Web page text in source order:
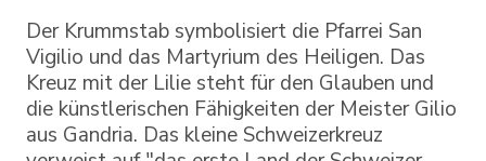
Der Krummstab symbolisiert die Pfarrei San
Vigilio und das Martyrium des Heiligen. Das
Kreuz mit der Lilie steht für den Glauben und
die künstlerischen Fähigkeiten der Meister Gilio
aus Gandria. Das kleine Schweizerkreuz